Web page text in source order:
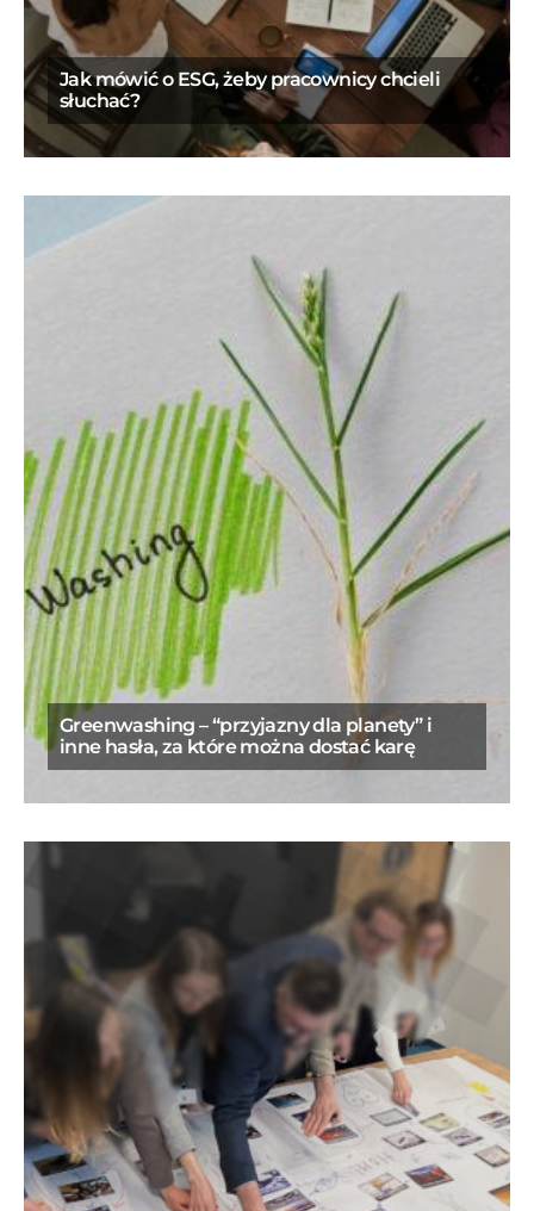
Jak mówić o ESG, żeby pracownicy chcieli
słuchać?
Greenwashing – “przyjazny dla planety” i
inne hasła, za które można dostać karę